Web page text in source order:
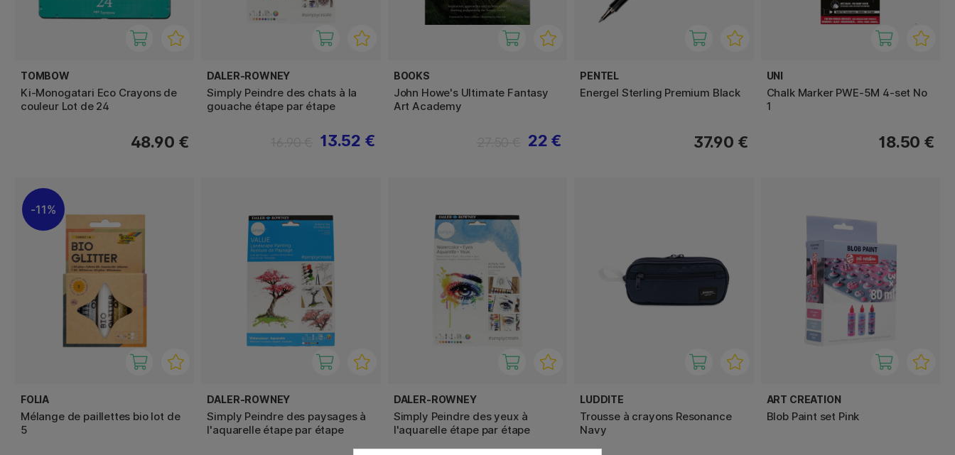
TOMBOW
Ki-Monogatari Eco Crayons de
couleur Lot de 24
48.90 €
DALER-ROWNEY
Simply Peindre des chats à la
gouache étape par étape
13.52 €
BOOKS
John Howe's Ultimate Fantasy
Art Academy
22 €
PENTEL
Energel Sterling Premium Black
37.90 €
UNI
Chalk Marker PWE-5M 4-set No
1
18.50 €
11%
FOLIA
Mélange de paillettes bio lot de
5
DALER-ROWNEY
Simply Peindre des paysages à
l'aquarelle étape par étape
DALER-ROWNEY
Simply Peindre des yeux à
l'aquarelle étape par étape
LUDDITE
Trousse à crayons Resonance
Navy
ART CREATION
Blob Paint set Pink